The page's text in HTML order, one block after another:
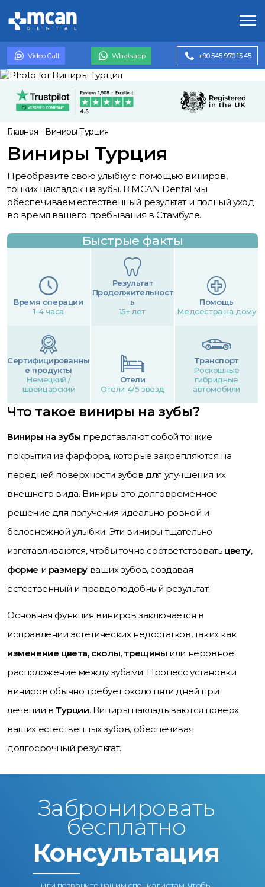
Video Call Whatsapp +90 545 970 15 45
Главная - Виниры Турция
Виниры Турция
Преобразите свою улыбку с помощью виниров,
тонких накладок на зубы. В MCAN Dental мы
обеспечиваем естественный результат и полный уход
во время вашего пребывания в Стамбуле.
Что такое виниры на зубы?
Виниры на зубы представляют собой тонкие
покрытия из фарфора, которые закрепляются на
передней поверхности зубов для улучшения их
внешнего вида. Виниры это долговременное
решение для получения идеально ровной и
белоснежной улыбки. Эти виниры тщательно
изготавливаются, чтобы точно соответствовать цвету,
форме и размеру ваших зубов, создавая
естественный и правдоподобный результат.
Основная функция виниров заключается в
исправлении эстетических недостатков, таких как
изменение цвета, сколы, трещины или неровное
расположение между зубами. Процесс установки
виниров обычно требует около пяти дней при
лечении в Турции. Виниры накладываются поверх
ваших естественных зубов, обеспечивая
долгосрочный результат.
Быстрые факты
Время операции
1-4 часа
Результат
Продолжительност
ь
15+ лет
Помощь
Медсестра на дому
Сертифицированны
е продукты
Немецкий /
швейцарский
Отели
Отели 4/5 звезд
Транспорт
Роскошные
гибридные
автомобили
Забронировать
бесплатно
Консультация